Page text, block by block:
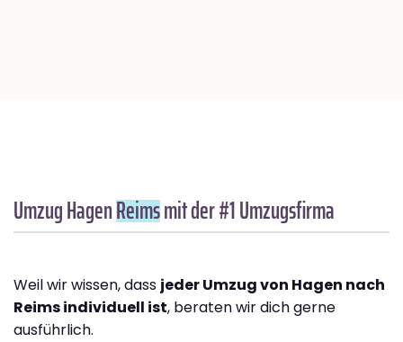
Umzug HagenReimsmit der #1 Umzugsfirma
Weil wir wissen, dass jeder Umzug von Hagen nach
Reims individuell ist, beraten wir dich gerne
ausführlich.